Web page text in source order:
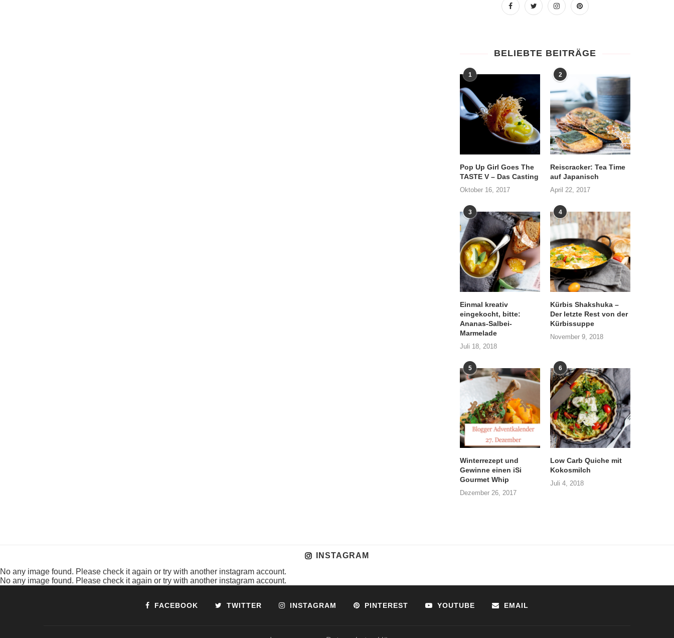
BELIEBTE BEITRÄGE
1
Pop Up Girl Goes The
TASTE V – Das Casting
Oktober 16, 2017
2
Reiscracker: Tea Time
auf Japanisch
April 22, 2017
3
Einmal kreativ
eingekocht, bitte:
Ananas-Salbei-
Marmelade
Juli 18, 2018
4
Kürbis Shakshuka –
Der letzte Rest von der
Kürbissuppe
November 9, 2018
5
Winterrezept und
Gewinne einen iSi
Gourmet Whip
Dezember 26, 2017
6
Low Carb Quiche mit
Kokosmilch
Juli 4, 2018
INSTAGRAM
No any image found. Please check it again or try with another instagram account.
No any image found. Please check it again or try with another instagram account.
FACEBOOK TWITTER INSTAGRAM PINTEREST YOUTUBE EMAIL